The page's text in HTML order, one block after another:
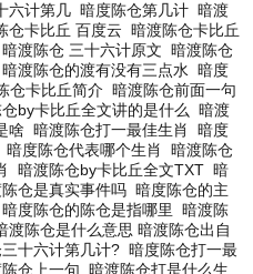
六计第几 暗度陈仓第几计 暗渡
仓卡比丘 百度云 暗渡陈仓卡比丘
暗渡陈仓 三十六计原文 暗渡陈仓
暗渡陈仓的渡有没有三点水 暗度
仓卡比丘简介 暗渡陈仓前面一句
by卡比丘全文讲的是什么
暗渡
啥 暗渡陈仓打一最佳生肖
暗度
暗度陈仓代表哪个生肖
暗渡陈仓
暗渡陈仓by卡比丘全文TXT 暗
仓是真实事件吗 暗度陈仓的主
暗度陈仓的陈仓是指哪里
暗渡陈
渡陈仓是什么意思 暗渡陈仓出自
十六计第几计? 暗度陈仓打一最
仓上一句 暗渡陈仓打是什么生